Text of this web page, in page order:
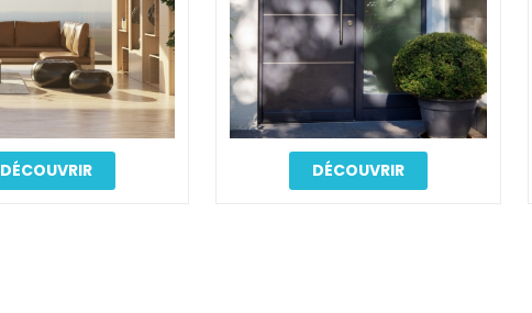
DÉCOUVRIR DÉCOUVRIR